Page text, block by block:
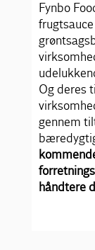
Fynbo
Og deres
gennem
håndtere